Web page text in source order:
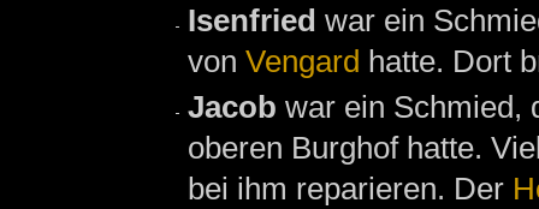
Isenfried war ein
von Vengard hatte. Dort
Jacob war ein Schmied,
oberen Burghof hatte.
bei ihm reparieren. Der